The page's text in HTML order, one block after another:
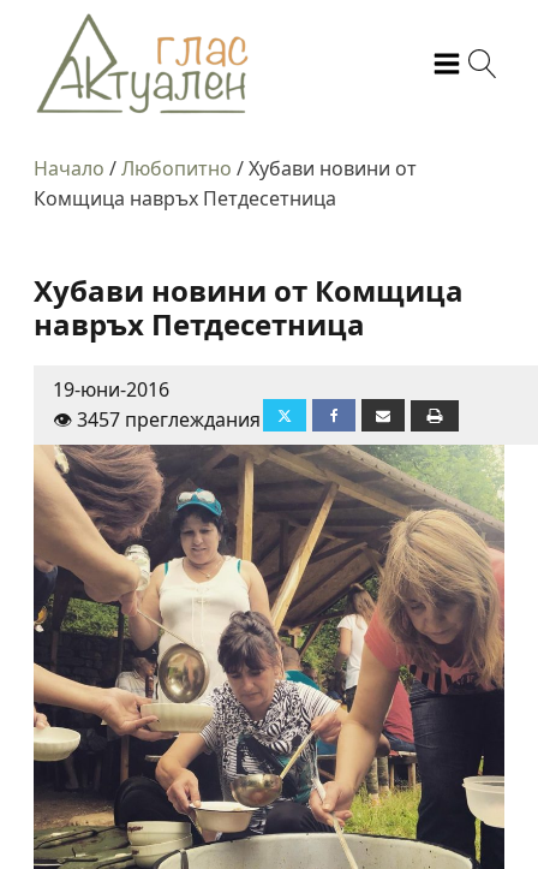
Начало /Любопитно /Хубави новини от
Комщица навръх Петдесетница
Хубави новини от Комщица
навръх Петдесетница
19-юни-2016
👁️ 3457 преглеждания